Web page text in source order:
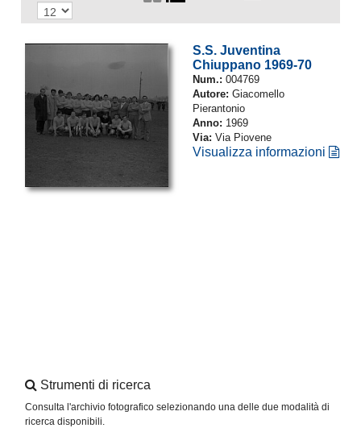
S.S. Juventina
Chiuppano 1969-70
Num.: 004769
Autore: Giacomello
Pierantonio
Anno: 1969
Via: Via Piovene
Visualizza informazioni
Strumenti di ricerca
Consulta l'archivio fotografico selezionando una delle due modalità di
ricerca disponibili.